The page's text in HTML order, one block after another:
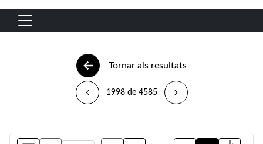
Vés al contingut
Navegació principal
Tornar als resultats
1998 de 4585